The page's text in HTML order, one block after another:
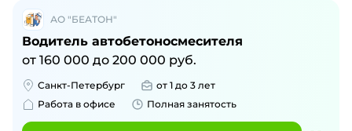
АО "БЕАТОН"
Водитель автобетоносмесителя
от 160 000 до 200 000 руб.
Санкт-Петербург
от 1 до 3 лет
Работа в офисе
Полная занятость